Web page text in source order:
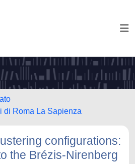
di Roma La Sapienza
configurations:
the Brézis-Nirenberg